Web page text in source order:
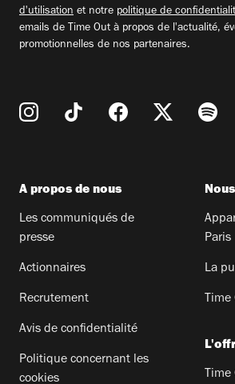
d'utilisation et notre politique de
emails de Time Out à propos de l'actualité,
promotionnelles de nos partenaires.
A propos de nous
Les communiqués de
presse
Actionnaires
Recrutement
Avis de confidentialité
Politique concernant les
cookies
Paris
La